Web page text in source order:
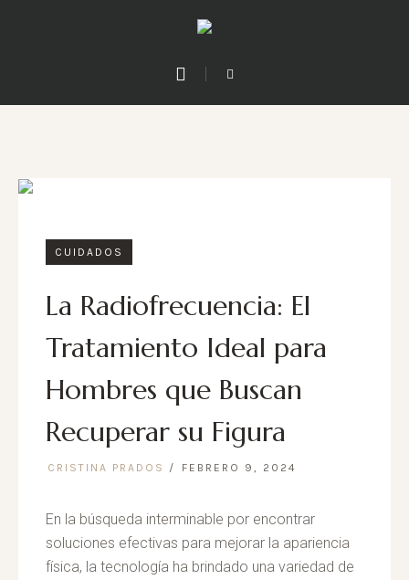
CUIDADOS
La Radiofrecuencia: El
Tratamiento Ideal para
Hombres que Buscan
Recuperar su Figura
CRISTINA PRADOS FEBRERO 9, 2024
En la búsqueda interminable por encontrar
soluciones efectivas para mejorar la apariencia
física, la tecnología ha brindado una variedad de